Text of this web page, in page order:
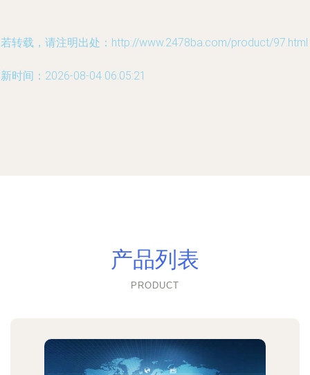
转载，请注明出处：http://www.2478ba.com/product/97.html
时间：2026-08-04 06:05:21
产品列表
PRODUCT